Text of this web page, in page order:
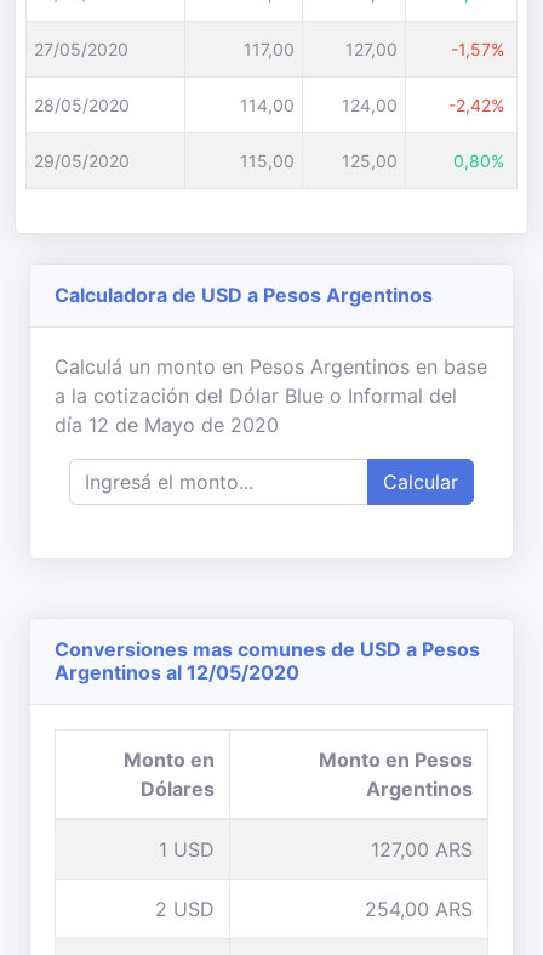
27/05/2020 117,00 127,00 -1,57%
28/05/2020 114,00 124,00 -2,42%
29/05/2020 115,00 125,00 0,80%
Calculadora de USD a Pesos Argentinos
Calculá un monto en Pesos Argentinos en base
a la cotización del Dólar Blue o Informal del
día 12 de Mayo de 2020
Calcular
Conversiones mas comunes de USD a Pesos
Argentinos al 12/05/2020
Monto en
Dólares
Monto en Pesos
Argentinos
1 USD 127,00 ARS
2 USD 254,00 ARS